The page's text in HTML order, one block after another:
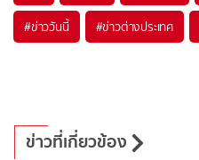
#ข่าววันนี้ #ข่าวต่างประเทศ
ข่าวที่เกี่ยวข้อง